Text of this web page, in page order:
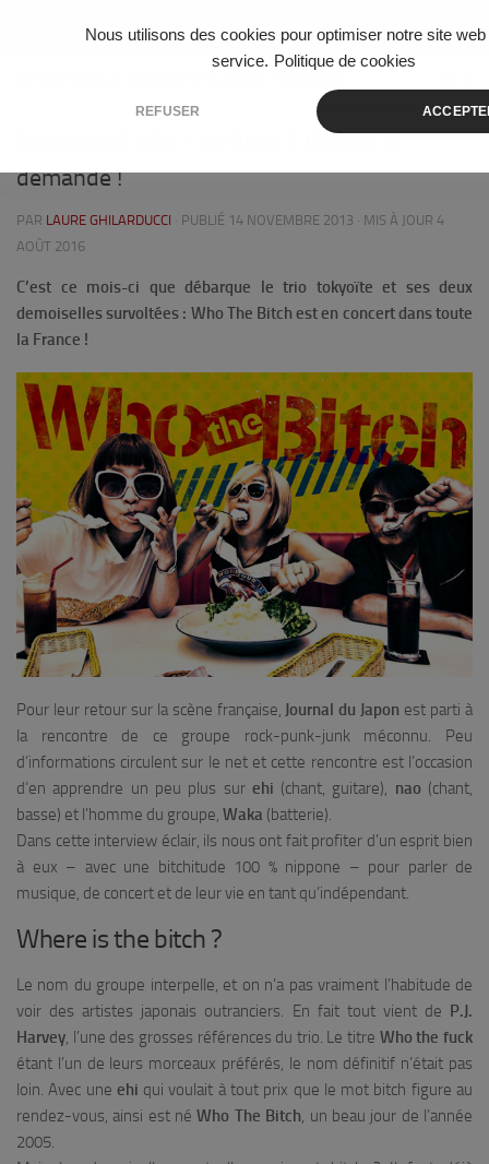
Nous utilisons des cookies pour optimiser notre site web
service. Politique de cookies
REFUSER
Skip to content
[Interview] Who The Bitch ? On leur a
demandé !
PAR LAURE GHILARDUCCI · PUBLIÉ 14 NOVEMBRE 2013 · MIS À JOUR 4
AOÛT 2016
C’est ce mois-ci que débarque le trio tokyoïte et ses deux
demoiselles survoltées : Who The Bitch est en concert dans toute
la France !
Pour leur retour sur la scène française, Journal du Japon est parti à
la rencontre de ce groupe rock-punk-junk méconnu. Peu
d’informations circulent sur le net et cette rencontre est l’occasion
d’en apprendre un peu plus sur ehi (chant, guitare), nao (chant,
basse) et l’homme du groupe, Waka (batterie).
Dans cette interview éclair, ils nous ont fait profiter d’un esprit bien
à eux – avec une bitchitude 100 % nippone – pour parler de
musique, de concert et de leur vie en tant qu’indépendant.
Where is the bitch ?
Le nom du groupe interpelle, et on n’a pas vraiment l’habitude de
voir des artistes japonais outranciers. En fait tout vient de P.J.
Harvey, l’une des grosses références du trio. Le titre Who the fuck
étant l’un de leurs morceaux préférés, le nom définitif n’était pas
loin. Avec une ehi qui voulait à tout prix que le mot bitch figure au
rendez-vous, ainsi est néWho The Bitch, un beau jour de l’année
2005.